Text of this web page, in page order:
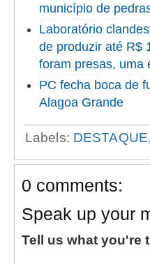
município de
Laboratório
de produzir até R$
foram presas, uma
PC fecha boca de
Alagoa Grande
Labels: DESTAQUE,
0 comments:
Speak up your
Tell us what you're